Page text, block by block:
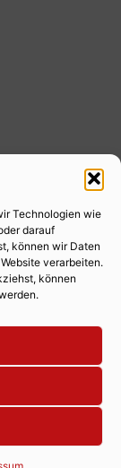
Technologien wie
darauf
können wir Daten
verarbeiten.
können